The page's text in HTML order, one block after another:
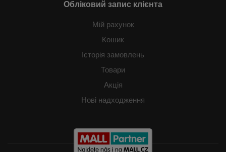
Обліковий запис клієнта
Мій рахунок
Кошик
Історія замовлень
Товари
Акція
Нові надходження